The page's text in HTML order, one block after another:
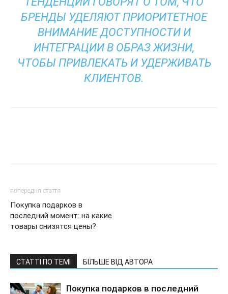
БРЕНДЫ УДЕЛЯЮТ ПРИОРИТЕТНОЕ
ВНИМАНИЕ ДОСТУПНОСТИ И
ИНТЕГРАЦИИ В ОБРАЗ ЖИЗНИ,
ЧТОБЫ ПРИВЛЕКАТЬ И УДЕРЖИВАТЬ
КЛИЕНТОВ.
попередня стаття
Покупка подарков в
последний момент: на какие
товары снизятся цены?
СТАТТІ ПО ТЕМІ БІЛЬШЕ ВІД АВТОРА
Покупка подарков в последний